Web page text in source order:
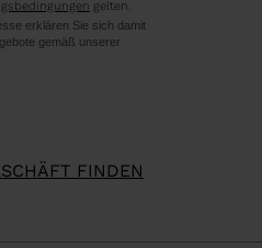
FINDEN
gelten.
erklären Sie sich damit
gemäß unserer